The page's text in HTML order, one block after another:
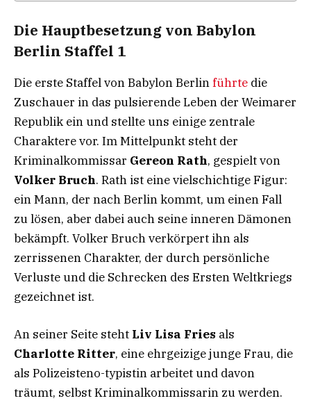
Die Hauptbesetzung von Babylon
Berlin Staffel 1
Die erste Staffel von Babylon Berlinführte die
Zuschauer in das pulsierende Leben der Weimarer
Republik ein und stellte uns einige zentrale
Charaktere vor. Im Mittelpunkt steht der
Kriminalkommissar Gereon Rath, gespielt von
Volker Bruch. Rath ist eine vielschichtige Figur:
ein Mann, der nach Berlin kommt, um einen Fall
zu lösen, aber dabei auch seine inneren Dämonen
bekämpft. Volker Bruch verkörpert ihn als
zerrissenen Charakter, der durch persönliche
Verluste und die Schrecken des Ersten Weltkriegs
gezeichnet ist.
An seiner Seite steht Liv Lisa Fries als
Charlotte Ritter, eine ehrgeizige junge Frau, die
als Polizeisteno-typistin arbeitet und davon
träumt, selbst Kriminalkommissarin zu werden.